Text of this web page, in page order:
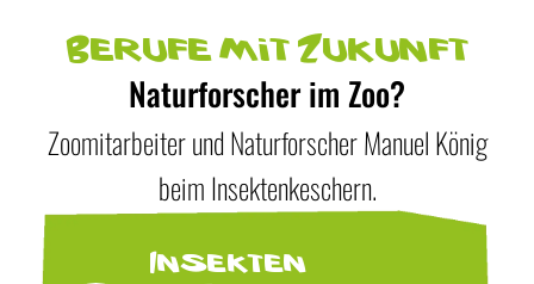
Berufe mit Zukunft
Naturforscher im Zoo?
Zoomitarbeiter und Naturforscher Manuel König
beim Insektenkeschern.
Insekten